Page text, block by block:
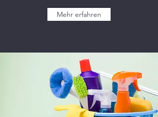
Mehr erfahren